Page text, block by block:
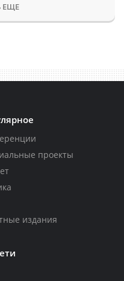
ЕЩЕ
проекты
издания